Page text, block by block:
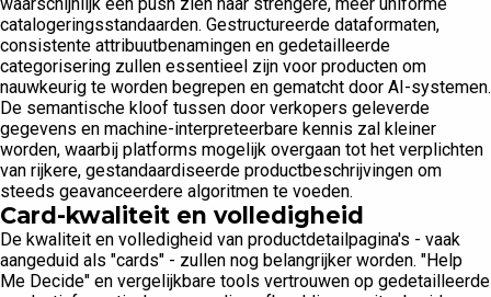
catalogeringsstandaarden. Gestructureerde dataformaten,
consistente attribuutbenamingen en gedetailleerde
categorisering zullen essentieel zijn voor producten om
nauwkeurig te worden begrepen en gematcht door AI-systemen.
De semantische kloof tussen door verkopers geleverde
gegevens en machine-interpreteerbare kennis zal kleiner
worden, waarbij platforms mogelijk overgaan tot het verplichten
van rijkere, gestandaardiseerde productbeschrijvingen om
steeds geavanceerdere algoritmen te voeden.
Card-kwaliteit en volledigheid
De kwaliteit en volledigheid van productdetailpagina's - vaak
aangeduid als "cards" - zullen nog belangrijker worden. "Help
Me Decide" en vergelijkbare tools vertrouwen op gedetailleerde